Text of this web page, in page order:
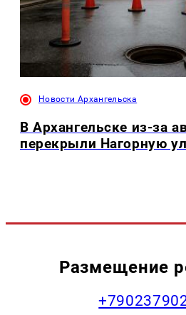
Новости Архангельска
В Архангельске из-за
перекрыли Нагорную
Размещение